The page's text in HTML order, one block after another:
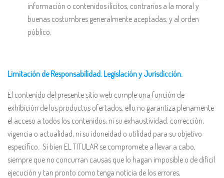
información o contenidos ilícitos, contrarios a la moral y
buenas costumbres generalmente aceptadas, y al orden
público.
Limitación de Responsabilidad. Legislación y Jurisdicción.
El contenido del presente sitio web cumple una función de
exhibición de los productos ofertados, ello no garantiza plenamente
el acceso a todos los contenidos, ni su exhaustividad, corrección,
vigencia o actualidad, ni su idoneidad o utilidad para su objetivo
específico. Si bien EL TITULAR se compromete a llevar a cabo,
siempre que no concurran causas que lo hagan imposible o de difícil
ejecución y tan pronto como tenga noticia de los errores,